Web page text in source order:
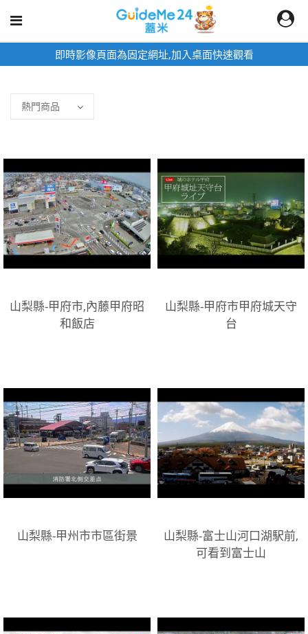
即時影像頁面為固定網址,加入桌面快速觀看
山梨縣-甲府市,內藤甲府昭
和飯店
山梨縣-甲府市甲府城天守
台
山梨縣-甲州市市區街景
山梨縣-富士山河口湖駅前,
可看到富士山